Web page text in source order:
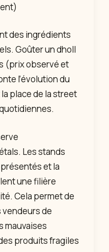
des ingrédients
Goûter un dholl
(prix observé et
l’évolution du
place de la street
Les stands
et la
une filière
Cela permet de
de
mauvaises
produits fragiles